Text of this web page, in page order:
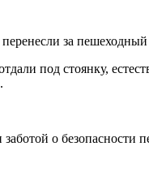
за пешеходный
под стоянку,
о безопасности